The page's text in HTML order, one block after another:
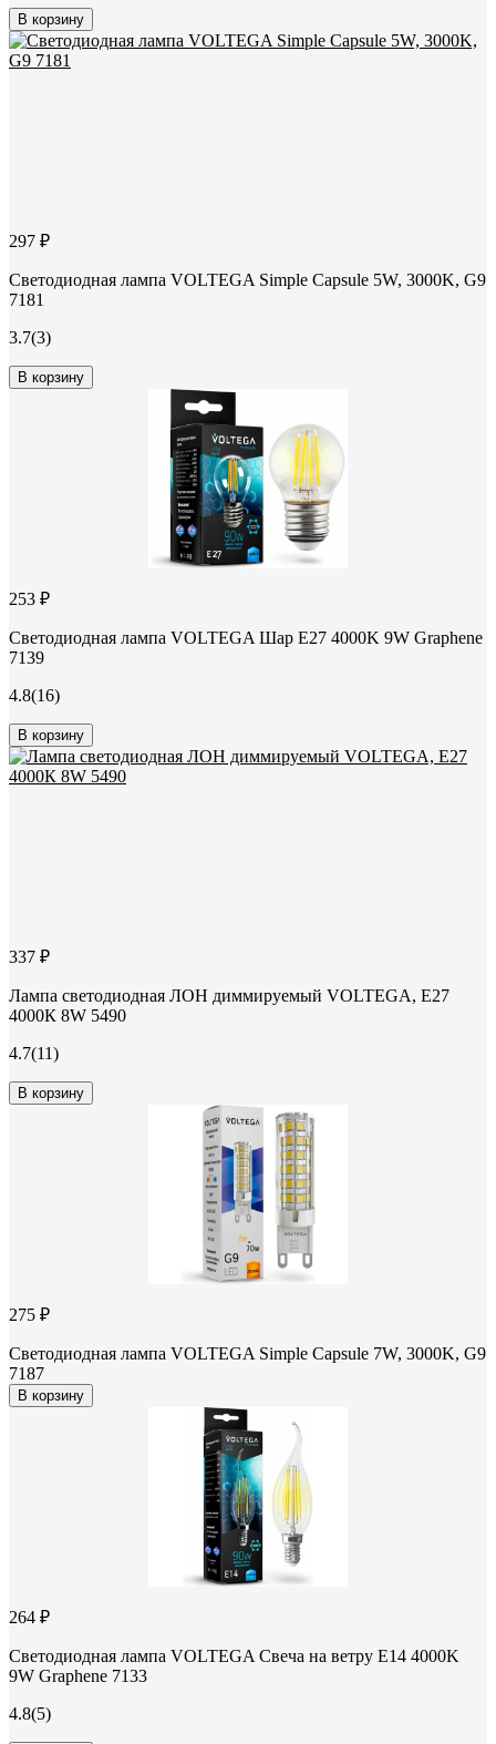
В корзину
297 ₽
Светодиодная лампа VOLTEGA Simple Capsule 5W, 3000K, G9
7181
3.7(3)
В корзину
253 ₽
Светодиодная лампа VOLTEGA Шар E27 4000K 9W Graphene
7139
4.8(16)
В корзину
337 ₽
Лампа светодиодная ЛОН диммируемый VOLTEGA, Е27
4000К 8W 5490
4.7(11)
В корзину
275 ₽
Светодиодная лампа VOLTEGA Simple Capsule 7W, 3000K, G9
7187
В корзину
264 ₽
Светодиодная лампа VOLTEGA Свеча на ветру E14 4000K
9W Graphene 7133
4.8(5)